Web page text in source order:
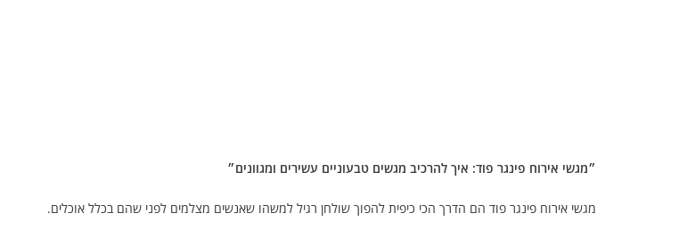
״מגשי אירוח פינגר פוד: איך להרכיב מגשים טבעוניים עשירים ומגוונים״
מגשי אירוח פינגר פוד הם הדרך הכי כיפית להפוך שולחן רגיל למשהו שאנשים מצלמים לפני שהם בכלל אוכלים.